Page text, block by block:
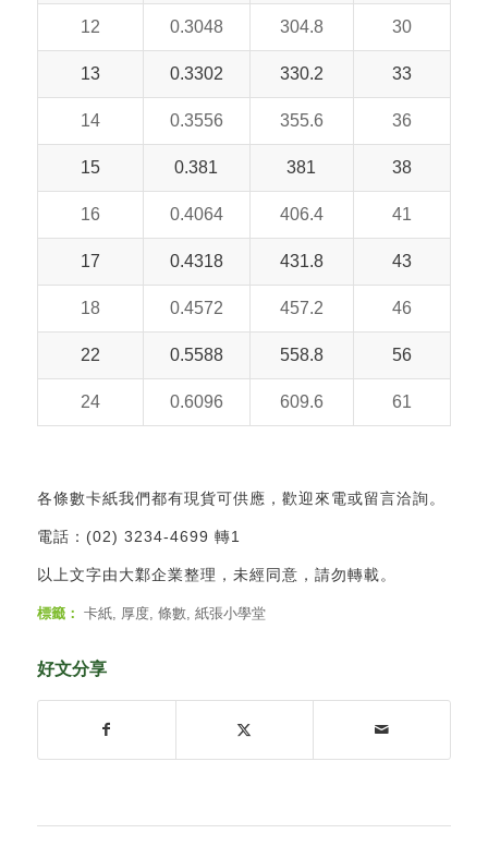
12 0.3048 304.8 30
13 0.3302 330.2 33
14 0.3556 355.6 36
15 0.381 381 38
16 0.4064 406.4 41
17 0.4318 431.8 43
18 0.4572 457.2 46
22 0.5588 558.8 56
24 0.6096 609.6 61
各條數卡紙我們都有現貨可供應，歡迎來電或留言洽詢。
電話：(02) 3234-4699 轉1
以上文字由大鄴企業整理，未經同意，請勿轉載。
標籤： 卡紙, 厚度, 條數, 紙張小學堂
好文分享